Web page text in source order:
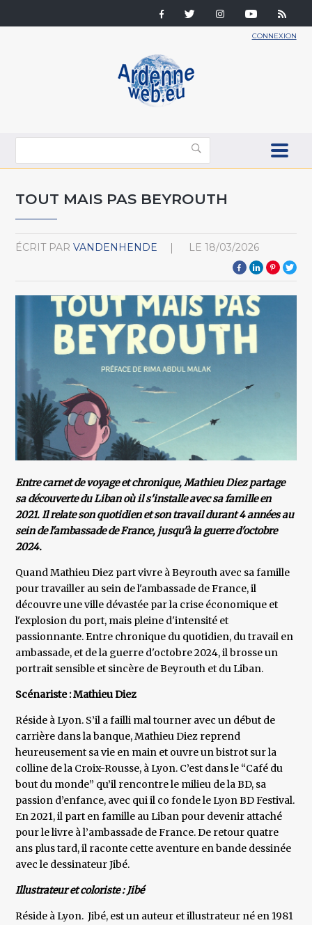
CONNEXION
TOUT MAIS PAS BEYROUTH
ÉCRIT PAR VANDENHENDE LE 18/03/2026
Entre carnet de voyage et chronique, Mathieu Diez partage
sa découverte du Liban où il s'installe avec sa famille en
2021. Il relate son quotidien et son travail durant 4 années au
sein de l'ambassade de France, jusqu'à la guerre d'octobre
2024.
Quand Mathieu Diez part vivre à Beyrouth avec sa famille
pour travailler au sein de l'ambassade de France, il
découvre une ville dévastée par la crise économique et
l'explosion du port, mais pleine d'intensité et
passionnante. Entre chronique du quotidien, du travail en
ambassade, et de la guerre d'octobre 2024, il brosse un
portrait sensible et sincère de Beyrouth et du Liban.
Scénariste : Mathieu Diez
Réside à Lyon. S’il a failli mal tourner avec un début de
carrière dans la banque, Mathieu Diez reprend
heureusement sa vie en main et ouvre un bistrot sur la
colline de la Croix-Rousse, à Lyon. C’est dans le “Café du
bout du monde” qu’il rencontre le milieu de la BD, sa
passion d’enfance, avec qui il co fonde le Lyon BD Festival.
En 2021, il part en famille au Liban pour devenir attaché
pour le livre à l’ambassade de France. De retour quatre
ans plus tard, il raconte cette aventure en bande dessinée
avec le dessinateur Jibé.
Illustrateur et coloriste : Jibé
Réside à Lyon. Jibé, est un auteur et illustrateur né en 1981